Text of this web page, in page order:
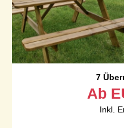
7
Ab
Inkl.